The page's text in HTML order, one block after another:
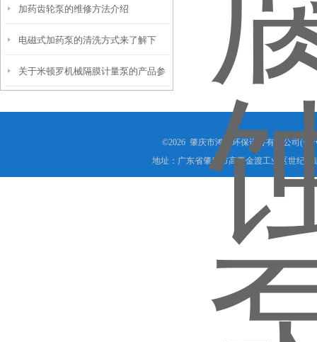
加药齿轮泵的维修方法介绍
电磁式加药泵的清洗方式来了解下
关于米顿罗机械隔膜计量泵的产品参
©2026 肇庆市鸿晟环保设备有限公司
地址：广东省肇庆市高要金渡工业区世纪大